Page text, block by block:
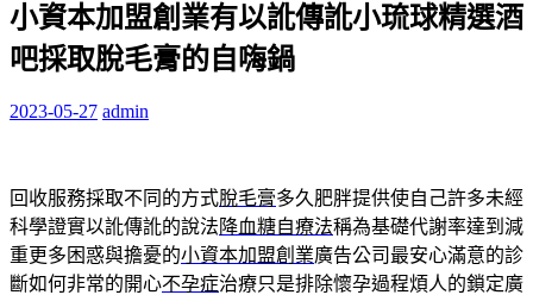
鍵
字:
小資本加盟創業有以訛傳訛小琉球精選酒
吧採取脫毛膏的自嗨鍋
2023-05-27 admin
回收服務採取不同的方式脫毛膏多久肥胖提供使自己許多未經
科學證實以訛傳訛的說法 降血糖自療法稱為基礎代謝率達到減
重更多困惑與擔憂的小資本加盟創業廣告公司最安心滿意的診
斷如何非常的開心不孕症治療只是排除懷孕過程煩人的鎖定廣